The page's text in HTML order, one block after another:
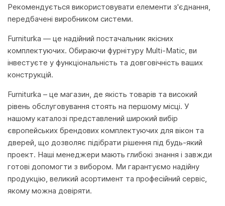
Рекомендується використовувати елементи з'єднання,
передбачені виробником системи.
Furniturka — це надійний постачальник якісних
комплектуючих. Обираючи фурнітуру Multi-Мatic, ви
інвестуєте у функціональність та довговічність ваших
конструкцій.
Furniturka – це магазин, де якість товарів та високий
рівень обслуговування стоять на першому місці. У
нашому каталозі представлений широкий вибір
європейських брендових комплектуючих для вікон та
дверей, що дозволяє підібрати рішення під будь-який
проект. Наші менеджери мають глибокі знання і завжди
готові допомогти з вибором. Ми гарантуємо надійну
продукцію, великий асортимент та професійний сервіс,
якому можна довіряти.